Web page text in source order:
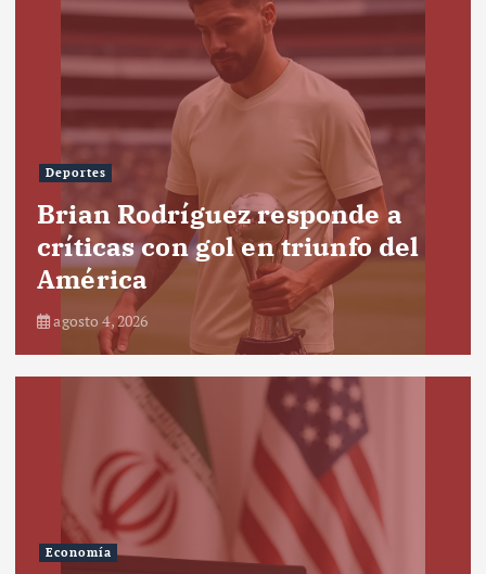
Deportes
Brian Rodríguez responde a
críticas con gol en triunfo del
América
agosto 4, 2026
Economía